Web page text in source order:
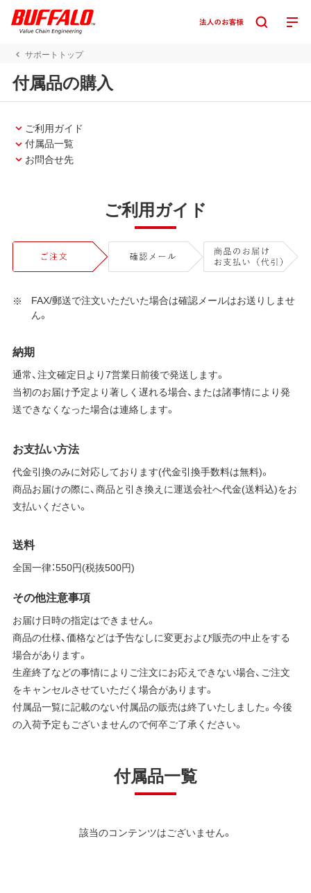
サポートトップ
付属品の購入
ご利用ガイド
付属品一覧
お問合せ先
ご利用ガイド
FAX/郵送で注文いただいた場合は確認メールはお送りしませ
ん。
納期
通常、注文確定日より7営業日前後で発送します。
当初のお届け予定より著しく遅れる場合、または諸事情により発
送できなくなった場合は連絡します。
お支払い方法
代金引換のみに対応しております(代金引換手数料は無料)。
商品お届けの際に、商品と引き換えに運送会社へ代金(送料込)をお
支払いください。
送料
全国一律：550円(税抜500円)
その他注意事項
お届け日時の指定はできません。
商品の仕様、価格などは予告なしに変更および販売の中止をする
場合があります。
生産終了などの事情によりご注文にお応えできない場合、ご注文
をキャンセルさせていただく場合があります。
付属品一覧に記載のない付属品の販売は終了いたしました。今後
の入荷予定もございませんので何卒ご了承ください。
付属品一覧
該当のコンテンツはございません。